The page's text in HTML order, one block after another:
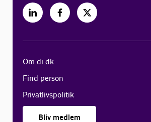
Om di.dk
Find person
Privatlivspolitik
Bliv medlem